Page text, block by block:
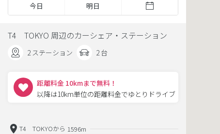
今日 明日
T4 TOKYO 周辺のカーシェア・ステーション
2 ステーション 2 台
距離料金 10kmまで無料！
以降は10km単位の距離料金でゆとりドライブ
T4 TOKYOから 1596m